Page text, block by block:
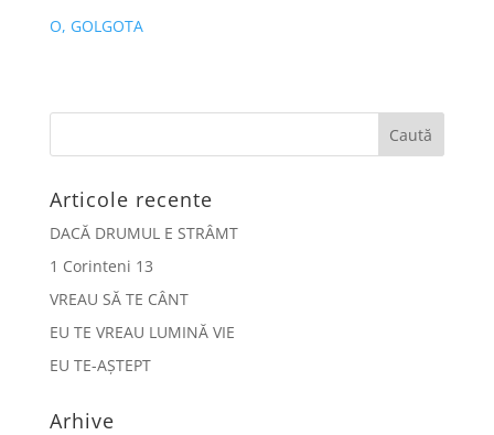
O, GOLGOTA
Articole recente
DACĂ DRUMUL E STRÂMT
1 Corinteni 13
VREAU SĂ TE CÂNT
EU TE VREAU LUMINĂ VIE
EU TE-AȘTEPT
Arhive